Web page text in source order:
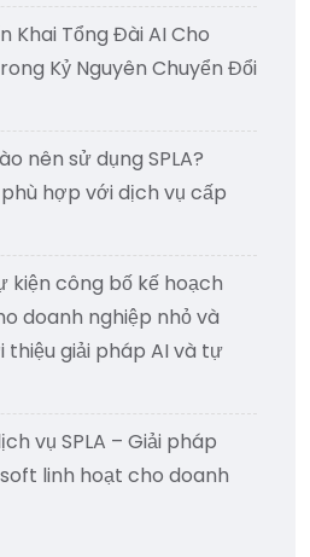
Khai Tổng Đài AI Cho
Kỷ Nguyên Chuyển Đổi
nên sử dụng SPLA?
hợp với dịch vụ cấp
kiện công bố kế hoạch
doanh nghiệp nhỏ và
thiệu giải pháp AI và tự
vụ SPLA – Giải pháp
linh hoạt cho doanh